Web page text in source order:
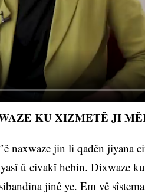
KU XIZMETÊ JI
naxwaze jin li qadên jiyana
û civakî hebin. Dixwaze
jinê ye. Em vê